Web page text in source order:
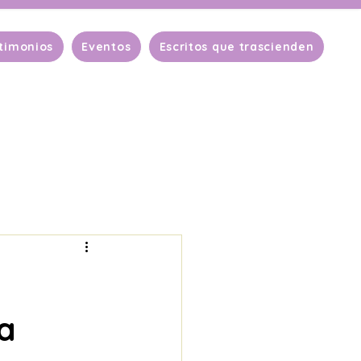
Eventos Escritos que trascienden